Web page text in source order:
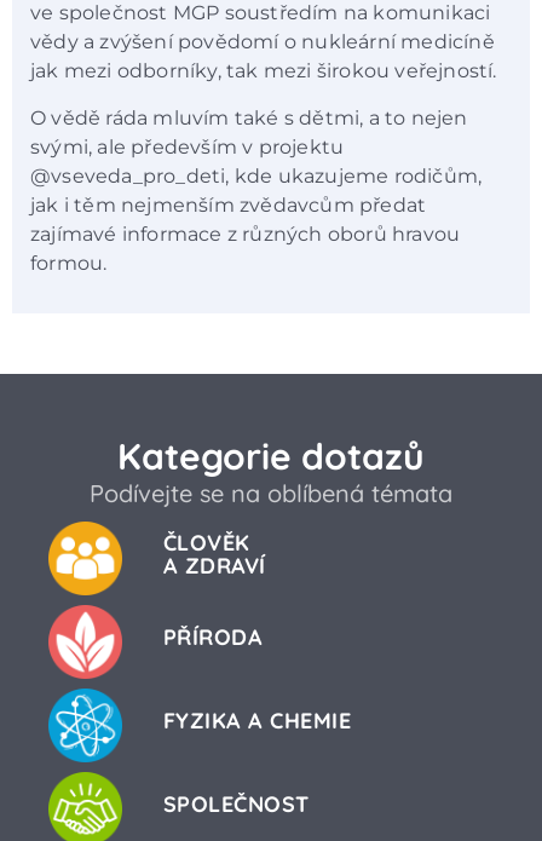
ve společnost MGP soustředím na komunikaci
vědy a zvýšení povědomí o nukleární medicíně
jak mezi odborníky, tak mezi širokou veřejností.
O vědě ráda mluvím také s dětmi, a to nejen
svými, ale především v projektu
@vseveda_pro_deti, kde ukazujeme rodičům,
jak i těm nejmenším zvědavcům předat
zajímavé informace z různých oborů hravou
formou.
Kategorie dotazů
Podívejte se na oblíbená témata
ČLOVĚK
A ZDRAVÍ
PŘÍRODA
FYZIKA A CHEMIE
SPOLEČNOST